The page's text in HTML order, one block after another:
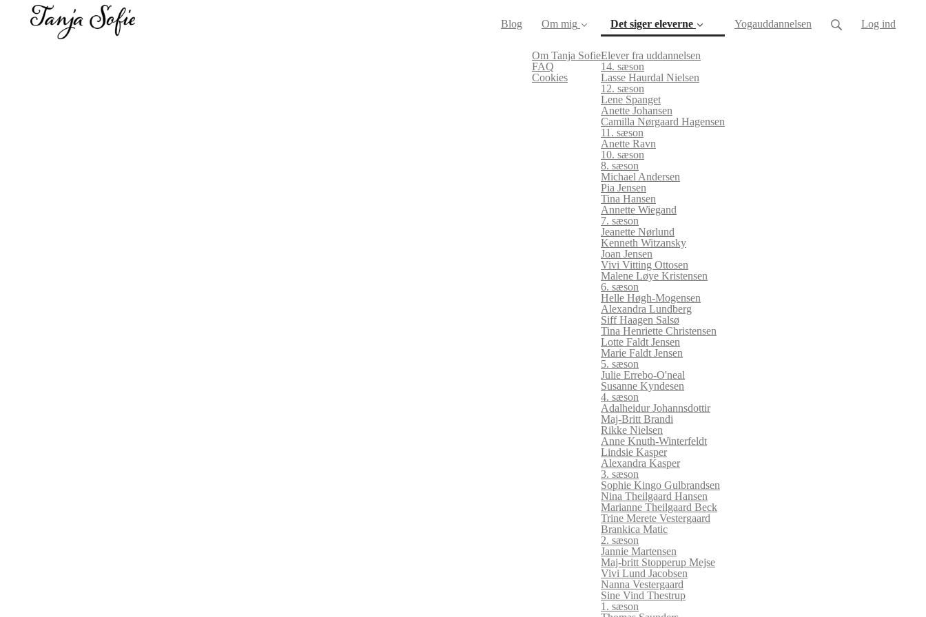
Blog Om mig
Om Tanja Sofie
FAQ
Cookies
Det siger eleverne
Elever fra uddannelsen
14. sæson
Lasse Haurdal Nielsen
12. sæson
Lene Spanget
Anette Johansen
Camilla Nørgaard Hagensen
11. sæson
Anette Ravn
10. sæson
8. sæson
Michael Andersen
Pia Jensen
Tina Hansen
Annette Wiegand
7. sæson
Jeanette Nørlund
Kenneth Witzansky
Joan Jensen
Vivi Vitting Ottosen
Malene Løye Kristensen
6. sæson
Helle Høgh-Mogensen
Alexandra Lundberg
Siff Haagen Salsø
Tina Henriette Christensen
Lotte Faldt Jensen
Marie Faldt Jensen
5. sæson
Julie Errebo-O'neal
Susanne Kyndesen
4. sæson
Adalheidur Johannsdottir
Maj-Britt Brandi
Rikke Nielsen
Anne Knuth-Winterfeldt
Lindsie Kasper
Alexandra Kasper
3. sæson
Sophie Kingo Gulbrandsen
Nina Theilgaard Hansen
Marianne Theilgaard Beck
Trine Merete Vestergaard
Brankica Matic
2. sæson
Jannie Martensen
Maj-britt Stopperup Mejse
Vivi Lund Jacobsen
Nanna Vestergaard
Sine Vind Thestrup
1. sæson
Yogauddannelsen Log ind